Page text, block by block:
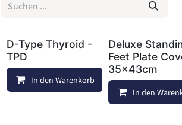
D-Type Thyroid -
TPD
In den Warenkorb Vergleichen
Deluxe
Feet Plate
35x43cm
In den